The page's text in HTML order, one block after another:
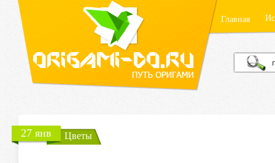
Главная
27 янв Цветы